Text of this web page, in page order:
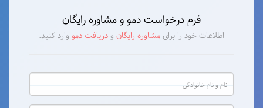
فرم درخواست دمو و مشاوره رایگان
اطلاعات خود را برای مشاوره رایگان و دریافت دمو وارد کنید.